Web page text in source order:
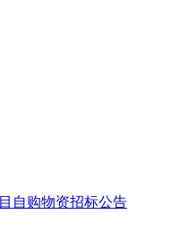
自购物资招标公告